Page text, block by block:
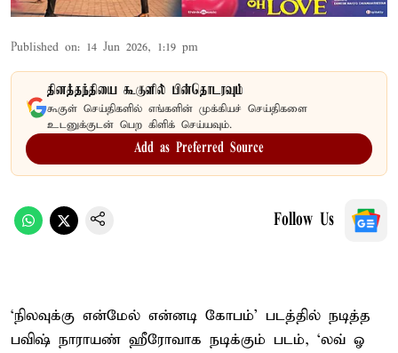
Published on: 14 Jun 2026, 1:19 pm
தினத்தந்தியை கூகுளில் பின்தொடரவும்
கூகுள் செய்திகளில் எங்களின் முக்கியச் செய்திகளை
உடனுக்குடன் பெற கிளிக் செய்யவும்.
Add as Preferred Source
Follow Us
‘நிலவுக்கு என்மேல் என்னடி கோபம்’ படத்தில் நடித்த
பவிஷ் நாராயண் ஹீரோவாக நடிக்கும் படம், ‘லவ் ஓ